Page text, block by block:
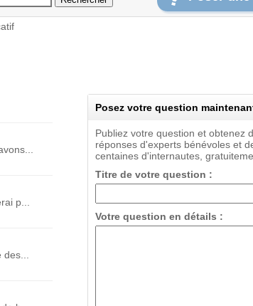
p...
Posez votre question
Publiez votre question et obtenez
réponses d'experts bénévoles et
centaines d'internautes,
Titre de votre question :
Votre question en détails :